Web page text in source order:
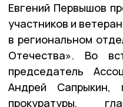
Евгений Первышов
участников и
в региональном
Отечества». Во
председатель
Андрей Сапрыкин,
прокуратуры,